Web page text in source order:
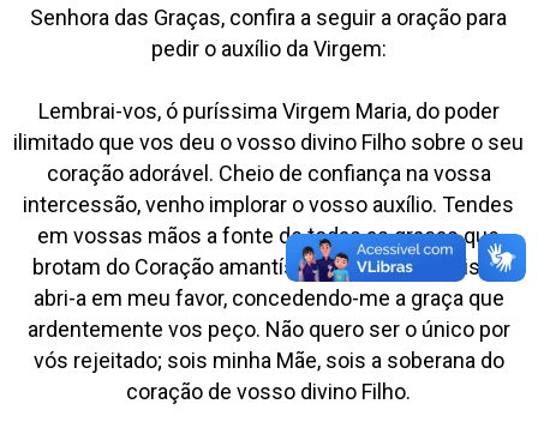
Senhora das Graças, confira a seguir a oração para
pedir o auxílio da Virgem:
Lembrai-vos, ó puríssima Virgem Maria, do poder
ilimitado que vos deu o vosso divino Filho sobre o seu
coração adorável. Cheio de confiança na vossa
intercessão, venho implorar o vosso auxílio. Tendes
em vossas mãos a fonte de todas as graças que
brotam do Coração amantíssimo de Jesus Cristo;
abri-a em meu favor, concedendo-me a graça que
ardentemente vos peço. Não quero ser o único por
vós rejeitado; sois minha Mãe, sois a soberana do
coração de vosso divino Filho.